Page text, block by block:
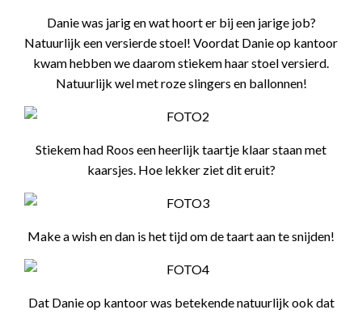
Danie was jarig en wat hoort er bij een jarige job?
Natuurlijk een versierde stoel! Voordat Danie op kantoor
kwam hebben we daarom stiekem haar stoel versierd.
Natuurlijk wel met roze slingers en ballonnen!
Stiekem had Roos een heerlijk taartje klaar staan met
kaarsjes. Hoe lekker ziet dit eruit?
Make a wish en dan is het tijd om de taart aan te snijden!
Dat Danie op kantoor was betekende natuurlijk ook dat